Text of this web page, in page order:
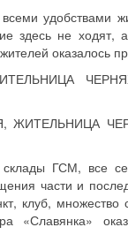
удобствами
здесь не ходят,
оказалось
ГСМ, все
части и
клуб,
«Славянка»